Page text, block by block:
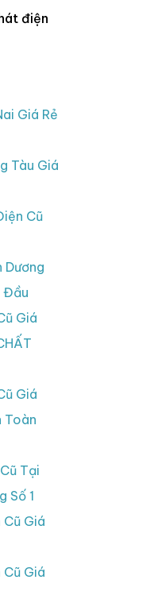
điện
Giá Rẻ
Tàu Giá
Cũ
Dương
Đầu
Giá
Giá
Toàn
Tại
Số 1
Giá
Giá